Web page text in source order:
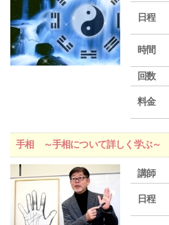
日程
時間
回数
料金
手相 ～手相について詳しく学ぶ～
講師
日程